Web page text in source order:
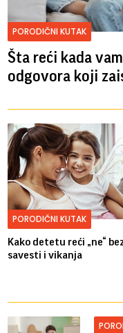
PORODIČNI KUTAK
Šta reći kada
odgovora koji
PORODIČNI KUTAK
Kako detetu reći „ne“
savesti i vikanja